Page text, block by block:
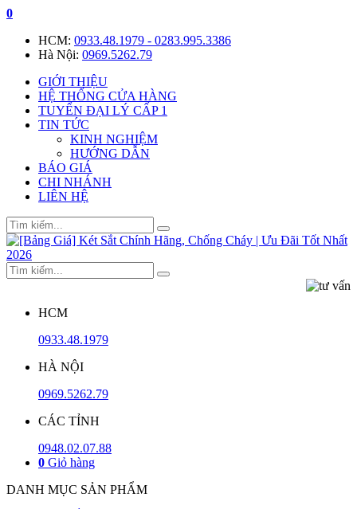
0
HCM: 0933.48.1979 - 0283.995.3386
Hà Nội: 0969.5262.79
GIỚI THIỆU
HỆ THỐNG CỬA HÀNG
TUYỂN ĐẠI LÝ CẤP 1
TIN TỨC
KINH NGHIỆM
HƯỚNG DẪN
BÁO GIÁ
CHI NHÁNH
LIÊN HỆ
HCM
0933.48.1979
HÀ NỘI
0969.5262.79
CÁC TỈNH
0948.02.07.88
0 Giỏ hàng
DANH MỤC SẢN PHẨM